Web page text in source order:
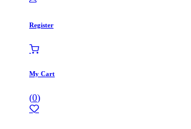
Register
My Cart
(0)